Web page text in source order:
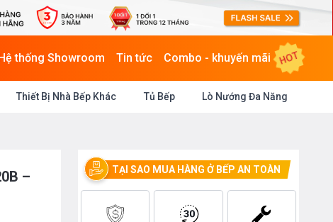
thống Showroom Tin tức Combo - khuyến mãi HOT
Thiết Bị Nhà Bếp Khác Tủ Bếp Lò Nướng Đa Năng
–
TẠI SAO MUA HÀNG Ở BẾP AN TOÀN